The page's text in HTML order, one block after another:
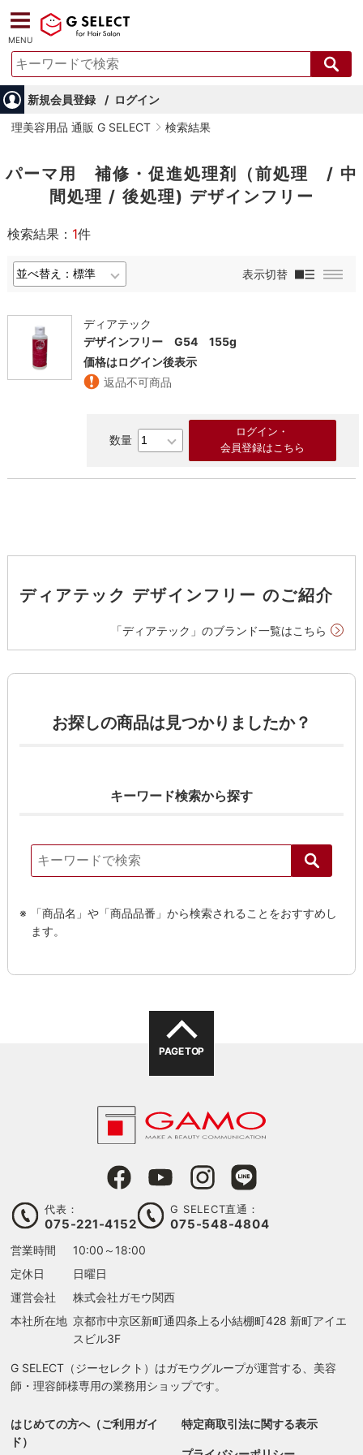
MENU
新規会員登録
ログイン
理美容用品 通販 G SELECT
検索結果
パーマ用 補修・促進処理剤（前処理 / 中
間処理 / 後処理) デザインフリー
検索結果： 1件
表示切替
ディアテック
デザインフリー G54 155g
価格はログイン後表示
返品不可商品
ログイン・
会員登録はこちら
ディアテック デザインフリー のご紹介
「ディアテック」のブランド一覧はこちら
お探しの商品は見つかりましたか？
キーワード検索から探す
「商品名」や「商品品番」から検索されることをおすすめし
ます。
PAGE TOP
代表：
075-221-4152
G SELECT直通：
075-548-4804
営業時間
10:00～18:00
定休日
日曜日
運営会社
株式会社ガモウ関西
本社所在地 京都市中京区新町通四条上る小結棚町428 新町アイエ
スビル3F
G SELECT（ジーセレクト）はガモウグループが運営する、美容
師・理容師様専用の業務用ショップです。
はじめての方へ（ご利用ガイ
ド）
特定商取引法に関する表示